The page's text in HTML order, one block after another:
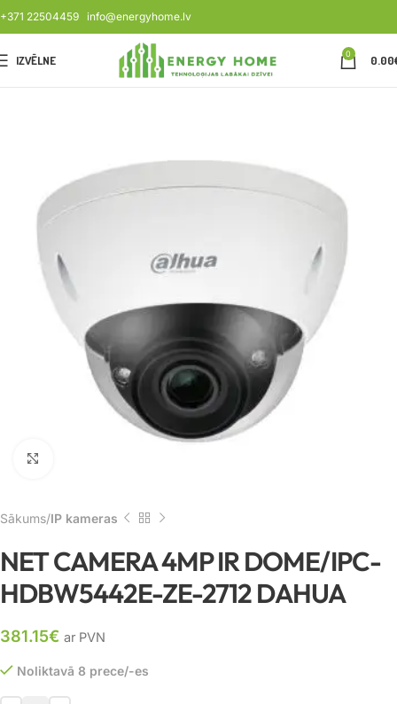
+371 22504459 info@energyhome.lv
IZVĒLNE 0 0.00
Sākums IP kameras
NET CAMERA 4MP IR DOME/IPC-
HDBW5442E-ZE-2712 DAHUA
381.15€ ar PVN
Noliktavā 8 prece/-es